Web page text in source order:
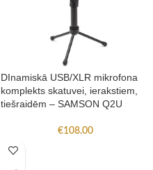
DInamiskā USB/XLR mikrofona
komplekts skatuvei, ierakstiem,
tiešraidēm – SAMSON Q2U
€108.00